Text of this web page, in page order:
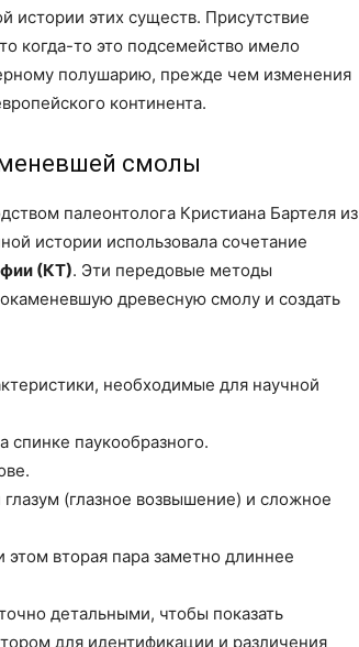
истории этих существ. Присутствие
когда-то это подсемейство имело
полушарию, прежде чем изменения
континента.
смолы
палеонтолога Кристиана Бартеля из
истории использовала сочетание
(КТ). Эти передовые методы
древесную смолу и создать
необходимые для научной
спинке паукообразного.
(глазное возвышение) и сложное
вторая пара заметно длиннее
детальными, чтобы показать
для идентификации и различения